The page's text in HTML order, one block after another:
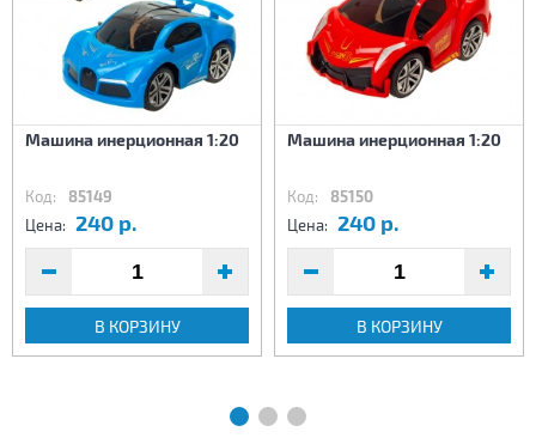
Машина инерционная 1:20
Код: 85149
Цена: 240 р.
В КОРЗИНУ
Машина инерционная 1:20
Код: 85150
Цена: 240 р.
В КОРЗИНУ